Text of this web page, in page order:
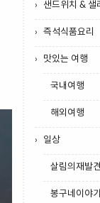
샌드위치 & 샐
즉석식품요리
맛있는 여행
국내여행
해외여행
일상
살림의재발견
봉구네이야기